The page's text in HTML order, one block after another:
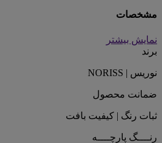
مشخصات
نمایش بیشتر
برند
نوریس | NORISS
ضمانت محصول
ثبات رنگ | کیفیت بافت
رنــــگ پارچــــه